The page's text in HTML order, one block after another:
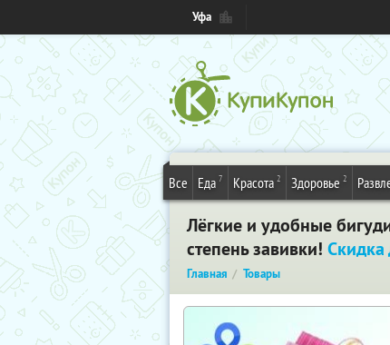
Уфа
Все Еда 7 Красота 2 Здоровье 2
Лёгкие и удобные
степень завивки!
Главная Товары